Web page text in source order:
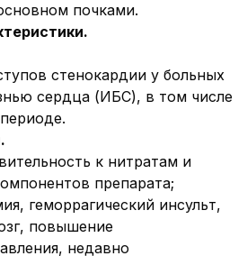
почками.
стенокардии у больных
сердца (ИБС), в том числе
к нитратам и
препарата;
геморрагический инсульт,
повышение
недавно